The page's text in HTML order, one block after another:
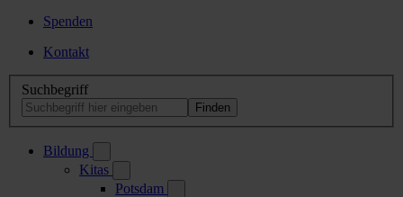
Spenden
Kontakt
Suchbegriff
Bildung
Kitas
Potsdam